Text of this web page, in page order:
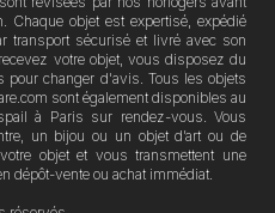
Chaque objet est expertisé, expédié
transport sécurisé et livré avec son
votre objet, vous disposez du
pour changer d'avis. Tous les objets
sont également disponibles au
à Paris sur rendez-vous. Vous
un bijou ou un objet d’art ou de
objet et vous transmettent une
dépôt-vente ou achat immédiat.